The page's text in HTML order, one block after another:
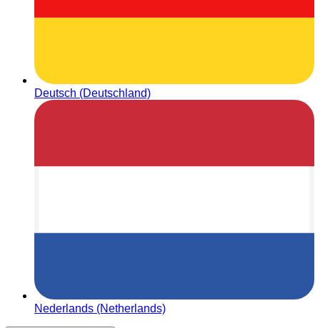
Deutsch (Deutschland)
Nederlands (Netherlands)